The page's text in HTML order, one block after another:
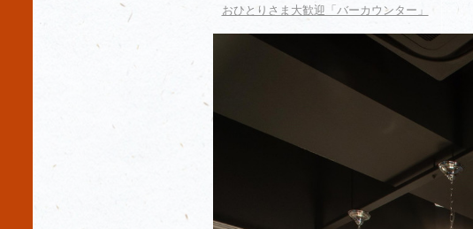
おひとりさま大歓迎「バーカウンター」